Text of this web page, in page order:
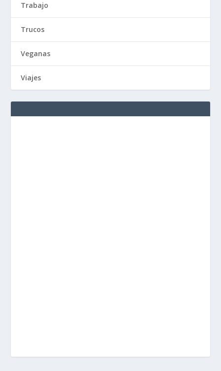
Trabajo
Trucos
Veganas
Viajes